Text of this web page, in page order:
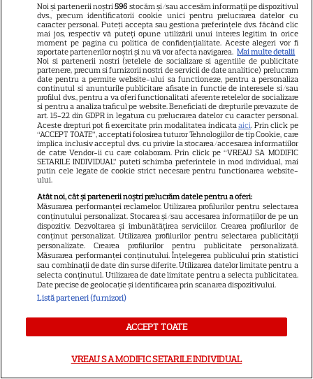
20
SERIALE AMERICANE
Brooks Nader readuce la viață
costumul iconic din
„Baywatch”. Primele imagini de
la filmări
ARTICOLE PARTENERI
Noi și partenerii noștri596 stocăm și/sau accesăm informații pe dispozitivul
dvs., precum identificatorii cookie unici pentru prelucrarea datelor cu
caracter personal. Puteți accepta sau gestiona preferințele dvs. făcând clic
mai jos, respectiv vă puteți opune utilizării unui interes legitim în orice
moment pe pagina cu politica de confidențialitate. Aceste alegeri vor fi
raportate partenerilor noștri și nu vă vor afecta navigarea. Mai multe detalii
Noi si partenerii nostri (retelele de socializare si agentiile de publicitate
partenere, precum si furnizorii nostri de servicii de date analitice) prelucram
date pentru a permite website-ului sa functioneze, pentru a personaliza
continutul si anunturile publicitare afisate in functie de interesele si/sau
profilul dvs., pentru a va oferi functionalitati aferente retelelor de socializare
si pentru a analiza traficul pe website. Beneficiati de drepturile prevazute de
art. 15-22 din GDPR in legatura cu prelucrarea datelor cu caracter personal.
Aceste drepturi pot fi exercitate prin modalitatea indicataaici. Prin click pe
“ACCEPT TOATE”, acceptati folosirea tuturor Tehnologiilor de tip Cookie, care
implica inclusiv acceptul dvs. cu privire la stocarea/accesarea informatiilor
de catre Vendor-ii cu care colaboram. Prin click pe “VREAU SA MODIFIC
SETARILE INDIVIDUAL” puteti schimba preferintele in mod individual, mai
putin cele legate de cookie strict necesare pentru functionarea website-
ului.
Atât noi, cât și partenerii noștri prelucrăm datele pentru a oferi:
Măsurarea performanței reclamelor. Utilizarea profilurilor pentru selectarea
conținutului personalizat. Stocarea și/sau accesarea informațiilor de pe un
dispozitiv. Dezvoltarea și îmbunătățirea serviciilor. Crearea profilurilor de
conținut personalizat. Utilizarea profilurilor pentru selectarea publicității
personalizate. Crearea profilurilor pentru publicitate personalizată.
Măsurarea performanței conținutului. Înțelegerea publicului prin statistici
sau combinații de date din surse diferite. Utilizarea datelor limitate pentru a
selecta conținutul. Utilizarea de date limitate pentru a selecta publicitatea.
Date precise de geolocație și identificarea prin scanarea dispozitivului.
Listă parteneri (furnizori)
ACCEPT TOATE
VREAU SA MODIFIC SETARILE INDIVIDUAL